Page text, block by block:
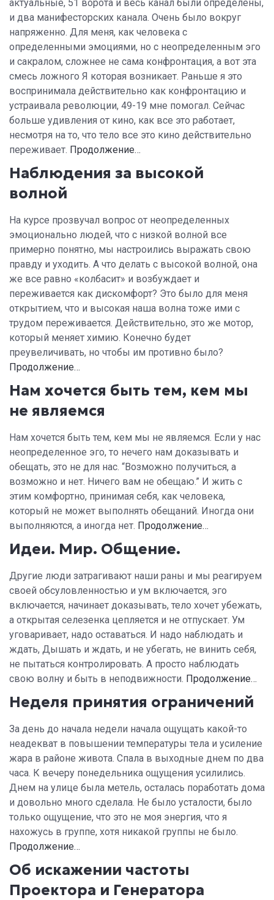
актуальные, 51 ворота и весь канал были определены,
и два манифесторских канала. Очень было вокруг
напряженно. Для меня, как человека с
определенными эмоциями, но с неопределенным эго
и сакралом, сложнее не сама конфронтация, а вот эта
смесь ложного Я которая возникает. Раньше я это
воспринимала действительно как конфронтацию и
устраивала революции, 49-19 мне помогал. Сейчас
больше удивления от кино, как все это работает,
несмотря на то, что тело все это кино действительно
переживает. Продолжение…
Наблюдения за высокой
волной
На курсе прозвучал вопрос от неопределенных
эмоционально людей, что с низкой волной все
примерно понятно, мы настроились выражать свою
правду и уходить. А что делать с высокой волной, она
же все равно «колбасит» и возбуждает и
переживается как дискомфорт? Это было для меня
открытием, что и высокая наша волна тоже ими с
трудом переживается. Действительно, это же мотор,
который меняет химию. Конечно будет
преувеличивать, но чтобы им противно было?
Продолжение…
Нам хочется быть тем, кем мы
не являемся
Нам хочется быть тем, кем мы не являемся. Если у нас
неопределенное эго, то нечего нам доказывать и
обещать, это не для нас. “Возможно получиться, а
возможно и нет. Ничего вам не обещаю.” И жить с
этим комфортно, принимая себя, как человека,
который не может выполнять обещаний. Иногда они
выполняются, а иногда нет. Продолжение…
Идеи. Мир. Общение.
Другие люди затрагивают наши раны и мы реагируем
своей обсуловленностью и ум включается, эго
включается, начинает доказывать, тело хочет убежать,
а открытая селезенка цепляется и не отпускает. Ум
уговаривает, надо оставаться. И надо наблюдать и
ждать, Дышать и ждать, и не убегать, не винить себя,
не пытаться контролировать. А просто наблюдать
свою волну и быть в неподвижности. Продолжение…
Неделя принятия ограничений
За день до начала недели начала ощущать какой-то
неадекват в повышении температуры тела и усиление
жара в районе живота. Спала в выходные днем по два
часа. К вечеру понедельника ощущения усилились.
Днем на улице была метель, осталась поработать дома
и довольно много сделала. Не было усталости, было
только ощущение, что это не моя энергия, что я
нахожусь в группе, хотя никакой группы не было.
Продолжение…
Об искажении частоты
Проектора и Генератора